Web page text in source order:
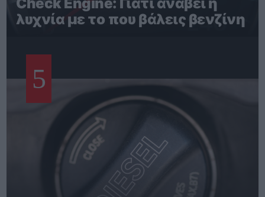
λυχνία με το που βάλεις βενζίνη
5